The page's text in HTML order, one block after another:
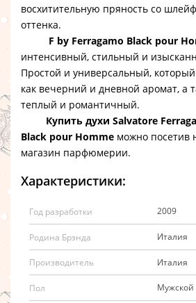
восхитительную пряность со
оттенка.
F by Ferragamo Black pour
интенсивный, стильный и
Простой и универсальный,
как вечерний и дневной аромат, а
теплый и романтичный.
Купить духи Salvatore
Black pour Homme можно посетив
магазин парфюмерии.
Характеристики:
Год разработки 2009
Родина Брэнда Италия
Производитель Италия
Пол Мужской